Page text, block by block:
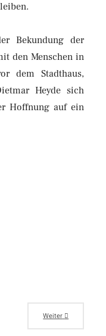
Bekundung der
den Menschen in
dem Stadthaus,
Heyde sich
Hoffnung auf ein
Weiter